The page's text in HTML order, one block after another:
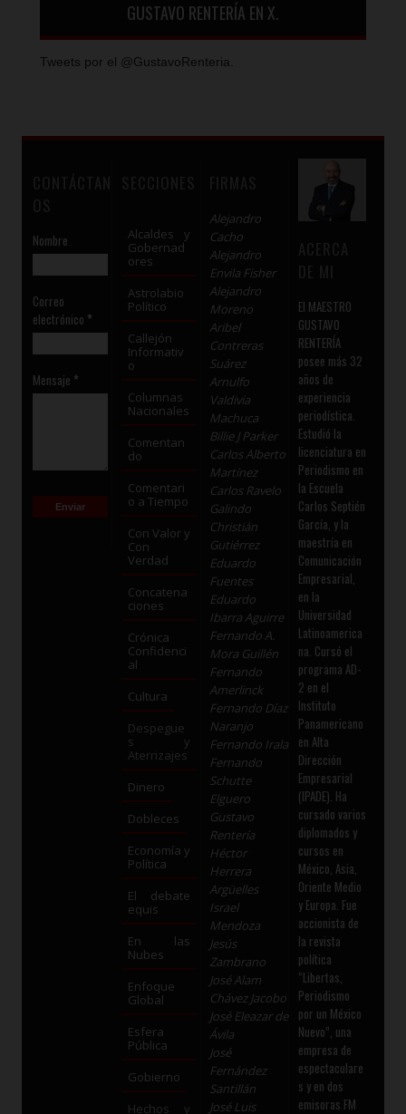
GUSTAVO RENTERÍA EN X.
Tweets por el @GustavoRenteria.
Nombre
Correo
electrónico *
Mensaje *
Alcaldes y
Gobernad
ores
Astrolabio
Político
Callejón
Informativ
o
Columnas
Nacionales
Comentan
do
Comentari
o a Tiempo
Con Valor y
Con
Verdad
Concatena
ciones
Crónica
Confidenci
al
Cultura
Despegue
s y
Aterrizajes
Dinero
Dobleces
Economía y
Política
El debate
equis
En las
Nubes
Enfoque
Global
Esfera
Pública
Gobierno
Hechos y
Alejandro
Cacho
Alejandro
Envila Fisher
Alejandro
Moreno
Aribel
Contreras
Suárez
Arnulfo
Valdivia
Machuca
Billie J Parker
Carlos Alberto
Martínez
Carlos Ravelo
Galindo
Christián
Gutiérrez
Eduardo
Fuentes
Eduardo
Ibarra Aguirre
Fernando A.
Mora Guillén
Fernando
Amerlinck
Fernando Díaz
Naranjo
Fernando Irala
Fernando
Schutte
Elguero
Gustavo
Rentería
Héctor
Herrera
Argüelles
Israel
Mendoza
Jesús
Zambrano
José Alam
Chávez Jacobo
José Eleazar de
Ávila
José
Fernández
Santillán
José Luis
El MAESTRO
GUSTAVO
RENTERÍA
posee más 32
años de
experiencia
periodística.
Estudió la
licenciatura en
Periodismo en
la Escuela
Carlos Septién
García, y la
maestría en
Comunicación
Empresarial,
en la
Universidad
Latinoamerica
na. Cursó el
programa AD-
2 en el
Instituto
Panamericano
en Alta
Dirección
Empresarial
(IPADE). Ha
cursado varios
diplomados y
cursos en
México, Asia,
Oriente Medio
y Europa. Fue
accionista de
la revista
política
“Libertas,
Periodismo
por un México
Nuevo”, una
empresa de
espectaculare
s y en dos
emisoras FM